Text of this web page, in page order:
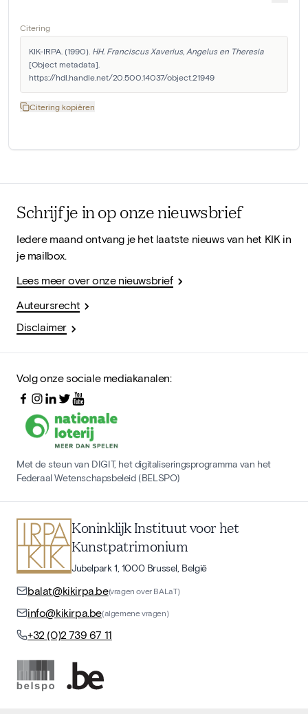
Citering
KIK-IRPA. (1990). HH. Franciscus Xaverius, Angelus en Theresia
[Object metadata].
https://hdl.handle.net/20.500.14037/object.21949
Citering kopiëren
Schrijf je in op onze nieuwsbrief
Iedere maand ontvang je het laatste nieuws van het KIK in
je mailbox.
Lees meer over onze nieuwsbrief
Auteursrecht
Disclaimer
Volg onze sociale mediakanalen:
Met de steun van DIGIT, het digitaliseringsprogramma van het
Federaal Wetenschapsbeleid (BELSPO)
Koninklijk Instituut voor het
Kunstpatrimonium
Jubelpark 1, 1000 Brussel, België
balat@kikirpa.be(vragen over BALaT)
info@kikirpa.be(algemene vragen)
+32 (0)2 739 67 11